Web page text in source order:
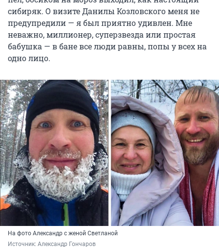
сибиряк. О визите Данилы Козловского меня не
предупредили — я был приятно удивлен. Мне
неважно, миллионер, суперзвезда или простая
бабушка — в бане все люди равны, попы у всех на
одно лицо.
На фото Александр с женой Светланой
Источник: Александр Гончаров